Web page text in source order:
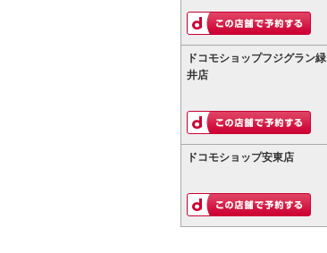
ドコモショップフジグラン緑
井店
ドコモショップ安東店